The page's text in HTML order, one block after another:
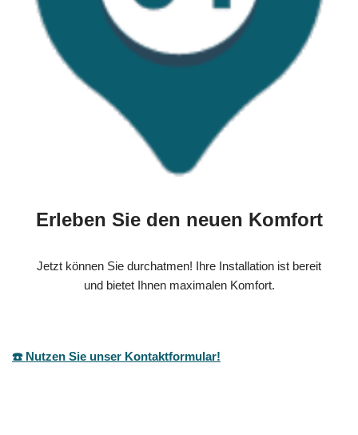
Erleben Sie den neuen Komfort
Jetzt können Sie durchatmen! Ihre Installation ist bereit
und bietet Ihnen maximalen Komfort.
☎️ Nutzen Sie unser Kontaktformular!